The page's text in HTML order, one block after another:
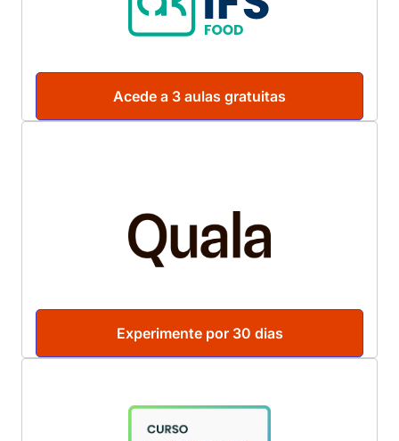
Acede a 3 aulas gratuitas
Experimente por 30 dias